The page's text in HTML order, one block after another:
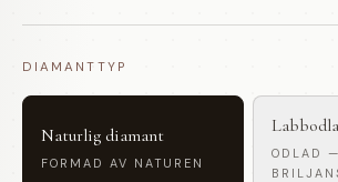
DIAMANTTYP
Naturlig diamant
FORMAD AV NATUREN
ODLAD